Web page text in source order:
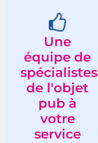
Une
équipe de
spécialistes
de l'objet
pub à
votre
service